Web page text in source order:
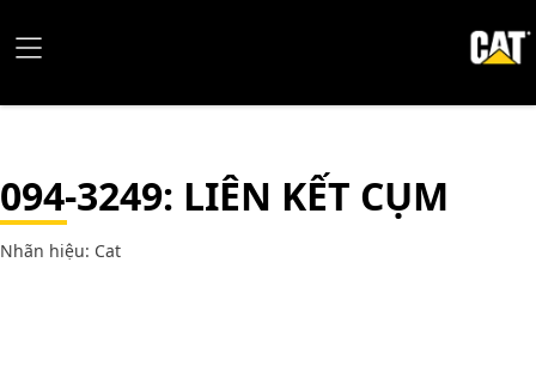
094-3249: LIÊN KẾT CỤM
Nhãn hiệu: Cat